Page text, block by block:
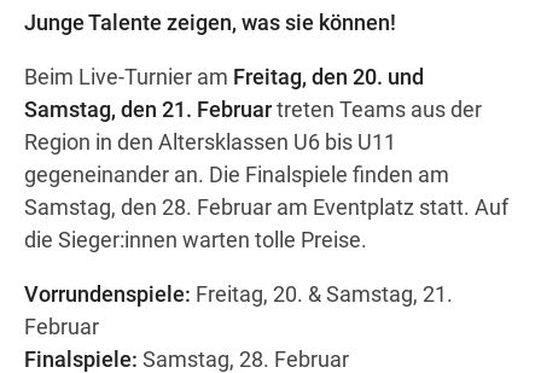
Wegbeschreibung
Junge Talente zeigen, was sie können!
Beim Live-Turnier am Freitag, den 20. und
Samstag, den 21. Februartreten Teams aus der
Region in den Altersklassen U6 bis U11
gegeneinander an. Die Finalspiele finden am
Samstag, den 28. Februar am Eventplatz statt. Auf
die Sieger:innen warten tolle Preise.
Vorrundenspiele: Freitag, 20. & Samstag, 21.
Februar
Finalspiele: Samstag, 28. Februar